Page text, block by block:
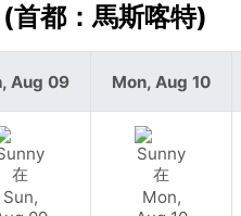
首都：馬斯喀特)
Aug 09 Mon, Aug 10